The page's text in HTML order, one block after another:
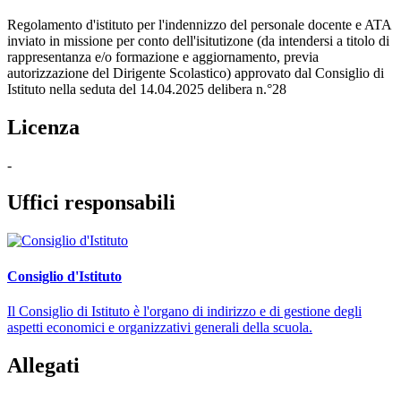
Regolamento d'istituto per l'indennizzo del personale docente e ATA
inviato in missione per conto dell'isitutizone (da intendersi a titolo di
rappresentanza e/o formazione e aggiornamento, previa
autorizzazione del Dirigente Scolastico) approvato dal Consiglio di
Istituto nella seduta del 14.04.2025 delibera n.°28
Licenza
-
Uffici responsabili
Consiglio d'Istituto
Il Consiglio di Istituto è l'organo di indirizzo e di gestione degli
aspetti economici e organizzativi generali della scuola.
Allegati